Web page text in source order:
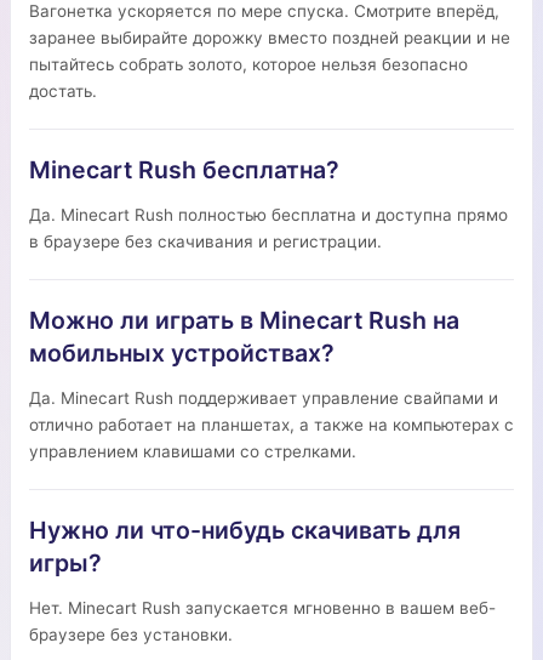
Вагонетка ускоряется по мере спуска. Смотрите вперёд,
заранее выбирайте дорожку вместо поздней реакции и не
пытайтесь собрать золото, которое нельзя безопасно
достать.
Minecart Rush бесплатна?
Да. Minecart Rush полностью бесплатна и доступна прямо
в браузере без скачивания и регистрации.
Можно ли играть в Minecart Rush на
мобильных устройствах?
Да. Minecart Rush поддерживает управление свайпами и
отлично работает на планшетах, а также на компьютерах с
управлением клавишами со стрелками.
Нужно ли что-нибудь скачивать для
игры?
Нет. Minecart Rush запускается мгновенно в вашем веб-
браузере без установки.